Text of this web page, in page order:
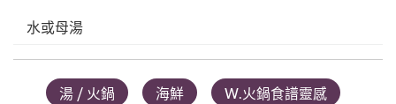
水或母湯
湯 / 火鍋 海鮮 W.火鍋食譜靈感